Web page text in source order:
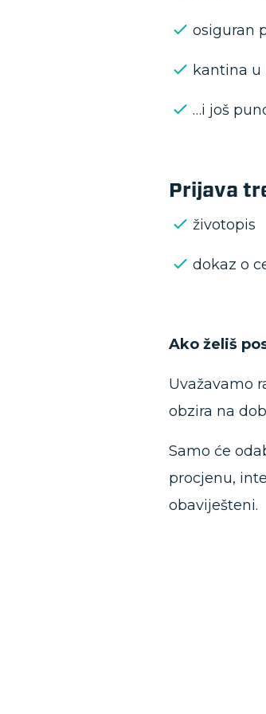
osiguran
kantina u
…i još
Prijava
životopis
dokaz o
Ako želiš
Uvažavamo
obzira na
Samo će
procjenu,
obaviješteni.